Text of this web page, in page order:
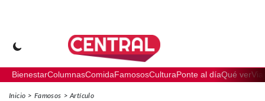
BienestarColumnasComidaFamososCulturaPonte al díaQué ver
Inicio Famosos Artículo